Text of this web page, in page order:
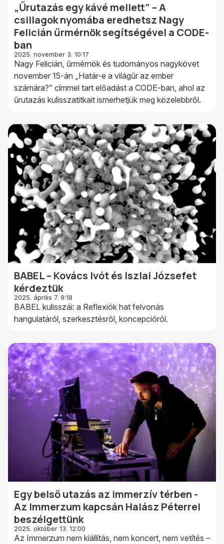
„Űrutazás egy kávé mellett” – A
csillagok nyomába eredhetsz Nagy
Felicián űrmérnök segítségével a CODE-
ban
2025. november 3. 10:17
Nagy Felicián, űrmérnök és tudományos nagykövet
november 15-án „Határ-e a világűr az ember
számára?” címmel tart előadást a CODE-ban, ahol az
űrutazás kulisszatitkait ismerhetjük meg közelebbről.
BABEL – Kovács Ivót és Iszlai Józsefet
kérdeztük
2025. április 7. 9:18
BABEL kulisszái: a Reflexiók hat felvonás
hangulatáról, szerkesztésről, koncepcióról.
Egy belső utazás az immerzív térben -
Az Immerzum kapcsán Halász Péterrel
beszélgettünk
2025. október 13. 12:00
Az Immerzum nem kiállítás, nem koncert, nem vetítés –